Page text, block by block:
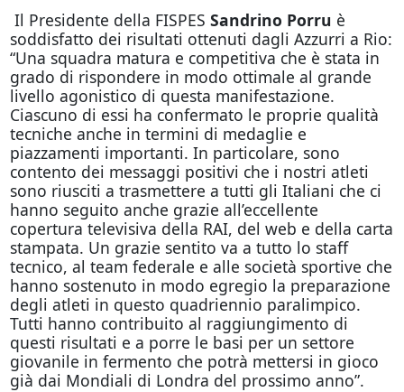
Il Presidente della FISPES Sandrino Porru è
soddisfatto dei risultati ottenuti dagli Azzurri a Rio:
“Una squadra matura e competitiva che è stata in
grado di rispondere in modo ottimale al grande
livello agonistico di questa manifestazione.
Ciascuno di essi ha confermato le proprie qualità
tecniche anche in termini di medaglie e
piazzamenti importanti. In particolare, sono
contento dei messaggi positivi che i nostri atleti
sono riusciti a trasmettere a tutti gli Italiani che ci
hanno seguito anche grazie all’eccellente
copertura televisiva della RAI, del web e della carta
stampata. Un grazie sentito va a tutto lo staff
tecnico, al team federale e alle società sportive che
hanno sostenuto in modo egregio la preparazione
degli atleti in questo quadriennio paralimpico.
Tutti hanno contribuito al raggiungimento di
questi risultati e a porre le basi per un settore
giovanile in fermento che potrà mettersi in gioco
già dai Mondiali di Londra del prossimo anno”.